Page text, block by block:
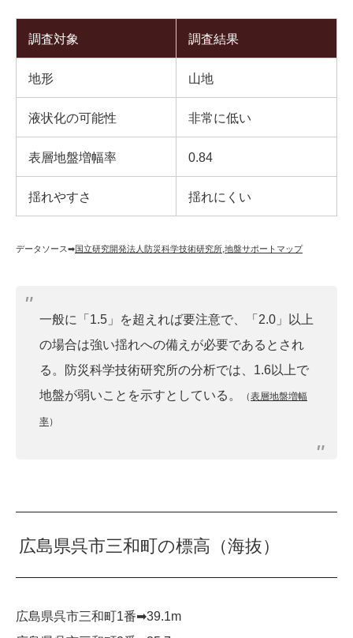
調査対象 調査結果
地形 山地
液状化の可能性 非常に低い
表層地盤増幅率 0.84
揺れやすさ 揺れにくい
データソース➡︎国立研究開発法人防災科学技術研究所 地盤サポートマップ
一般に「1.5」を超えれば要注意で、「2.0」以上
の場合は強い揺れへの備えが必要であるとされ
る。防災科学技術研究所の分析では、1.6以上で
地盤が弱いことを示すとしている。
（表層地盤増幅
率）
広島県呉市三和町の標高（海抜）
広島県呉市三和町1番➡︎39.1m